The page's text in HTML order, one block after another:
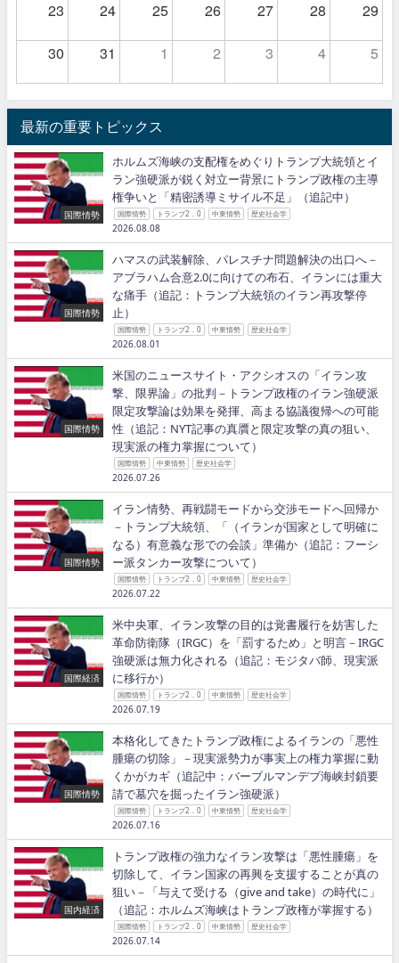
23 24 25 26 27 28 29
30 31 1 2 3 4 5
最新の重要トピックス
国際情勢
ホルムズ海峡の支配権をめぐりトランプ大統領とイ
ラン強硬派が鋭く対立ー背景にトランプ政権の主導
権争いと「精密誘導ミサイル不足」（追記中）
国際情勢 トランプ2．0 中東情勢 歴史社会学
2026.08.08
国際情勢
ハマスの武装解除、パレスチナ問題解決の出口へ－
アブラハム合意2.0に向けての布石、イランには重大
な痛手（追記：トランプ大統領のイラン再攻撃停
止）
国際情勢 トランプ2．0 中東情勢 歴史社会学
2026.08.01
国際情勢
米国のニュースサイト・アクシオスの「イラン攻
撃、限界論」の批判－トランプ政権のイラン強硬派
限定攻撃論は効果を発揮、高まる協議復帰への可能
性（追記：NYT記事の真贋と限定攻撃の真の狙い、
現実派の権力掌握について）
国際情勢 中東情勢 歴史社会学
2026.07.26
国際情勢
イラン情勢、再戦闘モードから交渉モードへ回帰か
－トランプ大統領、「（イランが国家として明確に
なる）有意義な形での会談」準備か（追記：フーシ
ー派タンカー攻撃について）
国際情勢 トランプ2．0 中東情勢 歴史社会学
2026.07.22
国際経済
米中央軍、イラン攻撃の目的は覚書履行を妨害した
革命防衛隊（IRGC）を「罰するため」と明言－IRGC
強硬派は無力化される（追記：モジタバ師、現実派
に移行か）
国際情勢 トランプ2．0 中東情勢 歴史社会学
2026.07.19
国際情勢
本格化してきたトランプ政権によるイランの「悪性
腫瘍の切除」－現実派勢力が事実上の権力掌握に動
くかがカギ（追記中：バーブルマンデブ海峡封鎖要
請で墓穴を掘ったイラン強硬派）
国際情勢 トランプ2．0 中東情勢 歴史社会学
2026.07.16
国内経済
トランプ政権の強力なイラン攻撃は「悪性腫瘍」を
切除して、イラン国家の再興を支援することが真の
狙い－「与えて受ける（give and take）の時代に」
（追記：ホルムズ海峡はトランプ政権が掌握する）
国際情勢 トランプ2．0 中東情勢 歴史社会学
2026.07.14